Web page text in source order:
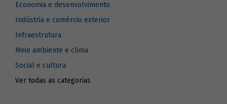
Economia e desenvolvimento
Indústria e comércio exterior
Infraestrutura
Meio ambiente e clima
Social e cultura
Ver todas as categorias